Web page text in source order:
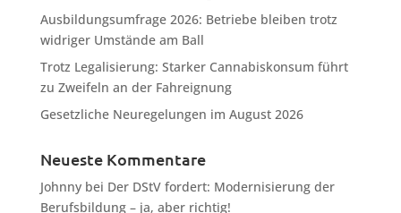
Ausbildungsumfrage 2026: Betriebe bleiben trotz
widriger Umstände am Ball
Trotz Legalisierung: Starker Cannabiskonsum führt
zu Zweifeln an der Fahreignung
Gesetzliche Neuregelungen im August 2026
Neueste Kommentare
Johnnybei Der DStV fordert: Modernisierung der
Berufsbildung – ja, aber richtig!